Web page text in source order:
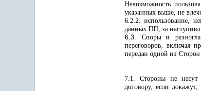
Невозможность
указанных выше, не
6.2.2. использование,
данных ПП, за
6.3. Споры и
переговоров, включая
передан одной из
7.1. Стороны не несут
договору, если